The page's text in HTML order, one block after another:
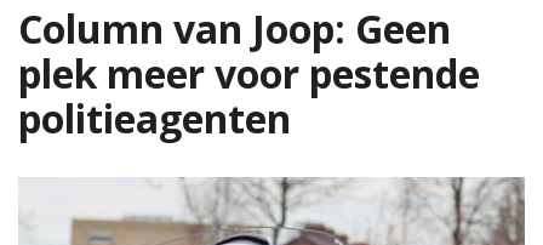
Column van Joop: Geen
plek meer voor pestende
politieagenten